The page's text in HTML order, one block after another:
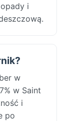
i
w
w Saint
i
po